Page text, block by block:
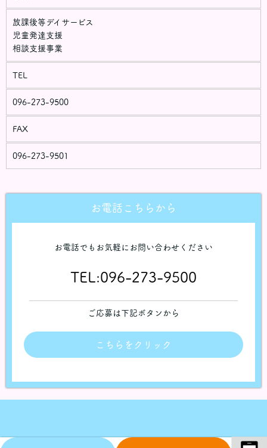
放課後等デイサービス
児童発達支援
相談支援事業
TEL
096-273-9500
FAX
096-273-9501
お電話こちらから
お電話でもお気軽にお問い合わせください
TEL:096-273-9500
ご応募は下記ボタンから
こちらをクリック
© All right reserved.